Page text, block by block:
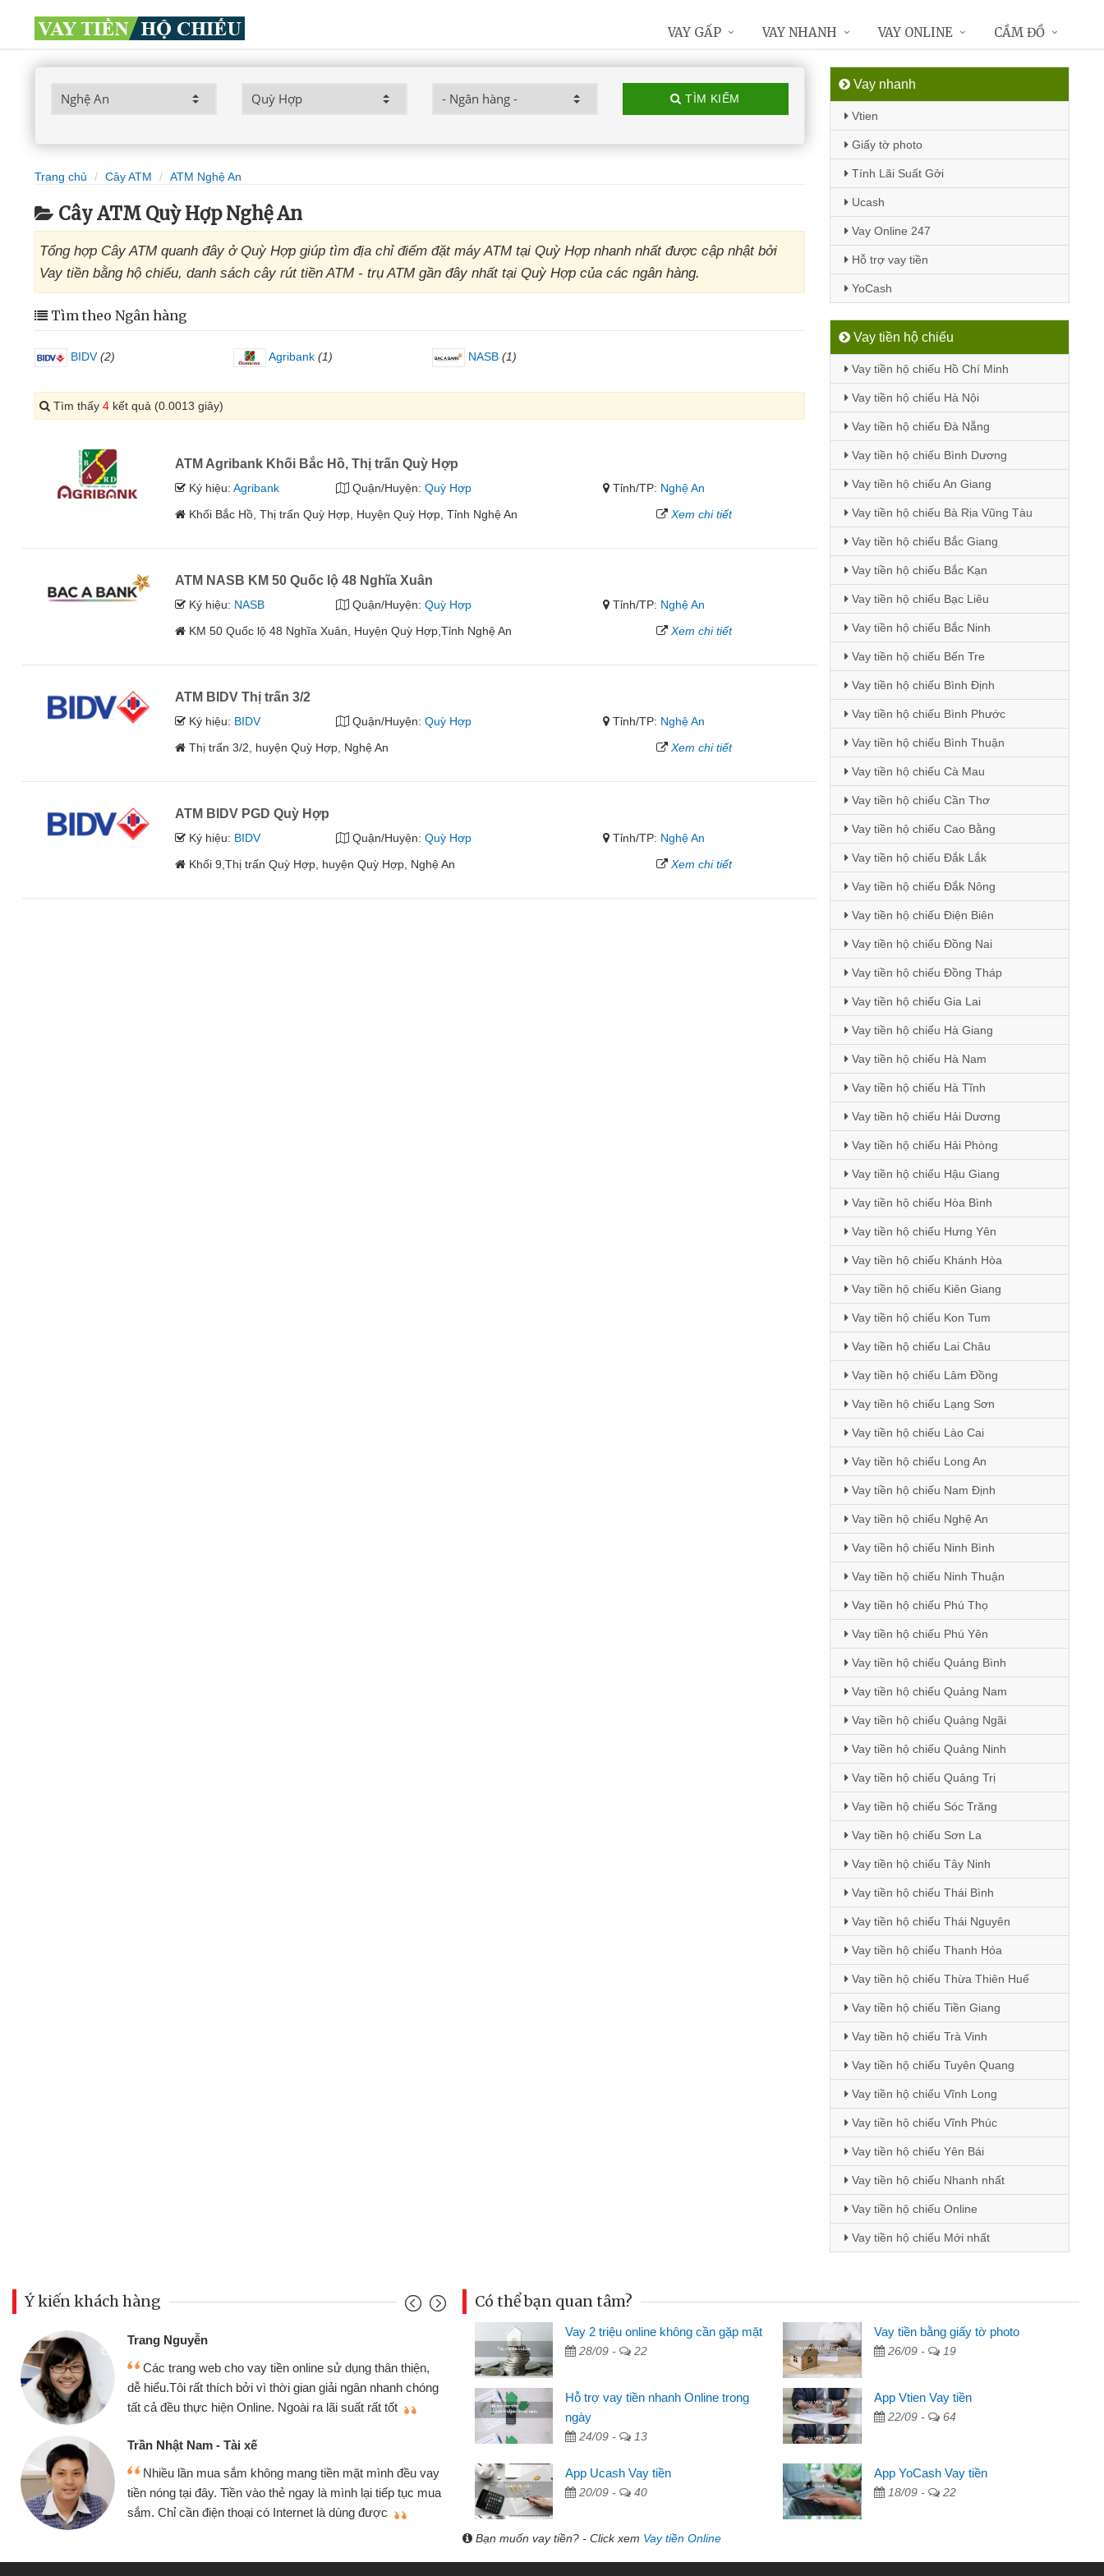
TÌM KIẾM
Trang chủ Cây ATM ATM Nghệ An
Cây ATM Quỳ Hợp Nghệ An
Tổng hợp Cây ATM quanh đây ở Quỳ Hợp giúp tìm địa chỉ điểm đặt máy ATM tại Quỳ Hợp nhanh nhất được cập nhật bởi
Vay tiền bằng hộ chiếu, danh sách cây rút tiền ATM - trụ ATM gần đây nhất tại Quỳ Hợp của các ngân hàng.
Tìm theo Ngân hàng
BIDV (2) Agribank (1) NASB (1)
Tìm thấy 4 kết quả (0.0013 giây)
ATM Agribank Khối Bắc Hồ, Thị trấn Quỳ Hợp
Ký hiệu:Agribank Quận/Huyện: Quỳ Hợp Tỉnh/TP: Nghệ An
Khối Bắc Hồ, Thị trấn Quỳ Hợp, Huyện Quỳ Hợp, Tỉnh Nghệ An
Xem chi tiết
ATM NASB KM 50 Quốc lộ 48 Nghĩa Xuân
Ký hiệu: NASB Quận/Huyện: Quỳ Hợp Tỉnh/TP: Nghệ An
KM 50 Quốc lộ 48 Nghĩa Xuân, Huyện Quỳ Hợp,Tỉnh Nghệ An
Xem chi tiết
ATM BIDV Thị trấn 3/2
Ký hiệu: BIDV Quận/Huyện: Quỳ Hợp Tỉnh/TP: Nghệ An
Thị trấn 3/2, huyện Quỳ Hợp, Nghệ An
Xem chi tiết
ATM BIDV PGD Quỳ Hợp
Ký hiệu: BIDV Quận/Huyện: Quỳ Hợp Tỉnh/TP: Nghệ An
Khối 9,Thị trấn Quỳ Hợp, huyện Quỳ Hợp, Nghệ An
Xem chi tiết
Vay nhanh
Vtien
Giấy tờ photo
Tính Lãi Suất Gởi
Ucash
Vay Online 247
Hỗ trợ vay tiền
YoCash
Vay tiền hộ chiếu
Vay tiền hộ chiếu Hồ Chí Minh
Vay tiền hộ chiếu Hà Nội
Vay tiền hộ chiếu Đà Nẵng
Vay tiền hộ chiếu Bình Dương
Vay tiền hộ chiếu An Giang
Vay tiền hộ chiếu Bà Rịa Vũng Tàu
Vay tiền hộ chiếu Bắc Giang
Vay tiền hộ chiếu Bắc Kạn
Vay tiền hộ chiếu Bạc Liêu
Vay tiền hộ chiếu Bắc Ninh
Vay tiền hộ chiếu Bến Tre
Vay tiền hộ chiếu Bình Định
Vay tiền hộ chiếu Bình Phước
Vay tiền hộ chiếu Bình Thuận
Vay tiền hộ chiếu Cà Mau
Vay tiền hộ chiếu Cần Thơ
Vay tiền hộ chiếu Cao Bằng
Vay tiền hộ chiếu Đắk Lắk
Vay tiền hộ chiếu Đắk Nông
Vay tiền hộ chiếu Điện Biên
Vay tiền hộ chiếu Đồng Nai
Vay tiền hộ chiếu Đồng Tháp
Vay tiền hộ chiếu Gia Lai
Vay tiền hộ chiếu Hà Giang
Vay tiền hộ chiếu Hà Nam
Vay tiền hộ chiếu Hà Tĩnh
Vay tiền hộ chiếu Hải Dương
Vay tiền hộ chiếu Hải Phòng
Vay tiền hộ chiếu Hậu Giang
Vay tiền hộ chiếu Hòa Bình
Vay tiền hộ chiếu Hưng Yên
Vay tiền hộ chiếu Khánh Hòa
Vay tiền hộ chiếu Kiên Giang
Vay tiền hộ chiếu Kon Tum
Vay tiền hộ chiếu Lai Châu
Vay tiền hộ chiếu Lâm Đồng
Vay tiền hộ chiếu Lạng Sơn
Vay tiền hộ chiếu Lào Cai
Vay tiền hộ chiếu Long An
Vay tiền hộ chiếu Nam Định
Vay tiền hộ chiếu Nghệ An
Vay tiền hộ chiếu Ninh Bình
Vay tiền hộ chiếu Ninh Thuận
Vay tiền hộ chiếu Phú Thọ
Vay tiền hộ chiếu Phú Yên
Vay tiền hộ chiếu Quảng Bình
Vay tiền hộ chiếu Quảng Nam
Vay tiền hộ chiếu Quảng Ngãi
Vay tiền hộ chiếu Quảng Ninh
Vay tiền hộ chiếu Quảng Trị
Vay tiền hộ chiếu Sóc Trăng
Vay tiền hộ chiếu Sơn La
Vay tiền hộ chiếu Tây Ninh
Vay tiền hộ chiếu Thái Bình
Vay tiền hộ chiếu Thái Nguyên
Vay tiền hộ chiếu Thanh Hóa
Vay tiền hộ chiếu Thừa Thiên Huế
Vay tiền hộ chiếu Tiền Giang
Vay tiền hộ chiếu Trà Vinh
Vay tiền hộ chiếu Tuyên Quang
Vay tiền hộ chiếu Vĩnh Long
Vay tiền hộ chiếu Vĩnh Phúc
Vay tiền hộ chiếu Yên Bái
Vay tiền hộ chiếu Nhanh nhất
Vay tiền hộ chiếu Online
Vay tiền hộ chiếu Mới nhất
VAY GẤP VAY NHANH VAY ONLINE CẦM ĐỒ
Ý kiến khách hàng
dụng thân thiện,
nhanh chóng
suất rất tốt
mặt mình đều vay
lại tiếp tục mua
được
Mình cần tiền gấp nên định cầm cố chiếc xe wave
nhưng thật may đã có gói vay tiền bằng CMND online
không cần gặp mặt nên rất tiện lợi, sẽ giới thiệu cho bạn
Tôi kinh doanh buôn bán nhỏ lẻ nhiều lúc cần vốn nhập
hàng, nhờ biết đến website qua bạn bè giới thiệu tôi đã giải
quyết được công việc của mình nhanh chóng
Mai Lan - Sinh viên
Tôi biết đến thông qua quảng cáo trên facebook. Tôi là
sinh viên nên cần đóng tiền nhà, sinh nhật bạn bè, mà đọc
thấy thủ tục nhanh gọn nên tôi quyết định vay
Mất 2 tuần các ngân hàng không ai cho vay. Trong khi
cần có 2 triệu để giải quyết việc riêng, trong 1-2 ngày tôi trả
được thôi. Cảm ơn đã giúp tôi kịp thời và nhanh chóng
Có thể bạn quan tâm?
Vay 2 triệu online không cần gặp mặt
28/09 - 22
Vay tiền bằng giấy tờ photo
26/09 - 19
Hỗ trợ vay tiền nhanh Online trong
ngày
24/09 - 13
App Vtien Vay tiền
22/09 - 64
App Ucash Vay tiền
20/09 - 40
App YoCash Vay tiền
18/09 - 22
Bạn muốn vay tiền? - Click xem Vay tiền Online